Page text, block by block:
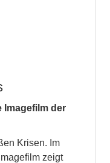
Imagefilm der
Krisen. Im
zeigt